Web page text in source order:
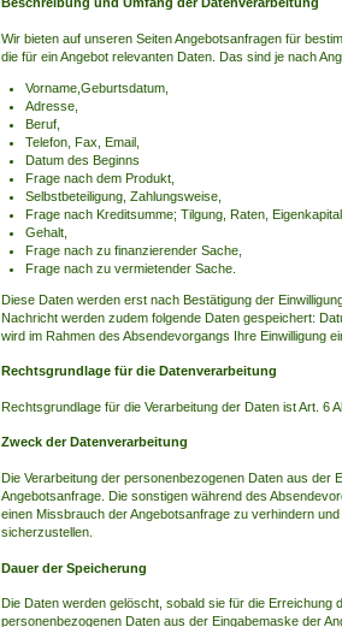
Wir bieten auf unseren Seiten Angebotsanfragen für
die für ein Angebot relevanten Daten. Das sind je nach
Vorname,Geburtsdatum,
Adresse,
Beruf,
Telefon, Fax, Email,
Datum des Beginns
Frage nach dem Produkt,
Selbstbeteiligung, Zahlungsweise,
Frage nach Kreditsumme; Tilgung, Raten,
Gehalt,
Frage nach zu finanzierender Sache,
Frage nach zu vermietender Sache.
Diese Daten werden erst nach Bestätigung der
Nachricht werden zudem folgende Daten gespeichert:
wird im Rahmen des Absendevorgangs Ihre Einwilligung
Rechtsgrundlage für die Datenverarbeitung
Rechtsgrundlage für die Verarbeitung der Daten ist Art. 6
Zweck der Datenverarbeitung
Die Verarbeitung der personenbezogenen Daten aus der
Angebotsanfrage. Die sonstigen während des
einen Missbrauch der Angebotsanfrage zu verhindern
sicherzustellen.
Dauer der Speicherung
Die Daten werden gelöscht, sobald sie für die
personenbezogenen Daten aus der Eingabemaske der